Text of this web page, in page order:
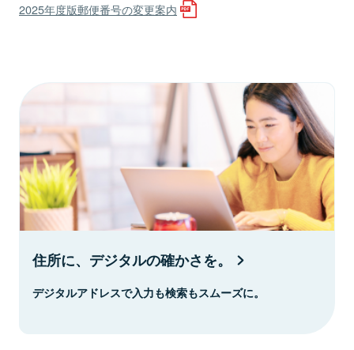
2025年度版郵便番号の変更案内
住所に、デジタルの確かさを。
デジタルアドレスで入力も検索もスムーズに。